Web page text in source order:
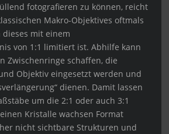
fotografieren zu können, reicht
Makro-Objektives oftmals
mit einem
von 1:1 limitiert ist. Abhilfe kann
Zwischenringe schaffen, die
Objektiv eingesetzt werden und
dienen. Damit lassen
um die 2:1 oder auch 3:1
Kristalle wachsen Format
nicht sichtbare Strukturen und